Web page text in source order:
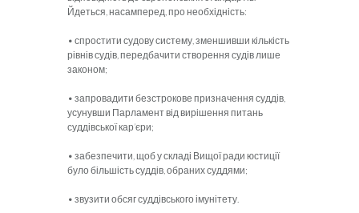
Йдеться, насамперед, про необхідність:
• спростити судову систему, зменшивши кількість
рівнів судів, передбачити створення судів лише
законом;
• запровадити безстрокове призначення суддів,
усунувши Парламент від вирішення питань
суддівської кар’єри;
• забезпечити, щоб у складі Вищої ради юстиції
було більшість суддів, обраних суддями;
• звузити обсяг суддівського імунітету.